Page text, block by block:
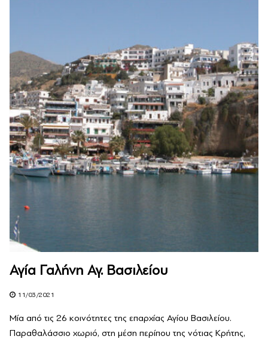
Αγία Γαλήνη Αγ. Βασιλείου
11/03/2021
Μία από τις 26 κοινότητες της επαρχίας Αγίου Βασιλείου.
Παραθαλάσσιο χωριό, στη μέση περίπου της νότιας Κρήτης,